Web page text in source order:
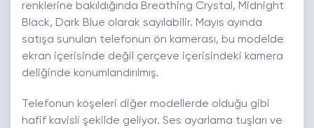
renklerine bakıldığında Breathing Crystal, Midnight
Black, Dark Blue olarak sayılabilir. Mayıs ayında
satışa sunulan telefonun ön kamerası, bu modelde
ekran içerisinde değil çerçeve içerisindeki kamera
deliğinde konumlandırılmış.
Telefonun köşeleri diğer modellerde olduğu gibi
hafif kavisli şekilde geliyor. Ses ayarlama tuşları ve